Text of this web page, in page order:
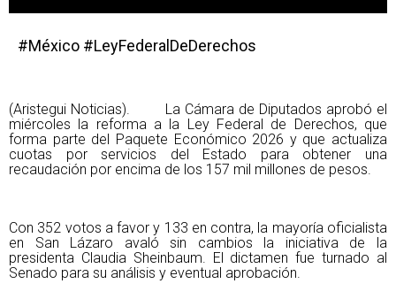
#México #LeyFederalDeDerechos
(Aristegui Noticias). La Cámara de Diputados aprobó el
miércoles la reforma a la Ley Federal de Derechos, que
forma parte del Paquete Económico 2026 y que actualiza
cuotas por servicios del Estado para obtener una
recaudación por encima de los 157 mil millones de pesos.
Con 352 votos a favor y 133 en contra, la mayoría oficialista
en San Lázaro avaló sin cambios la iniciativa de la
presidenta Claudia Sheinbaum. El dictamen fue turnado al
Senado para su análisis y eventual aprobación.